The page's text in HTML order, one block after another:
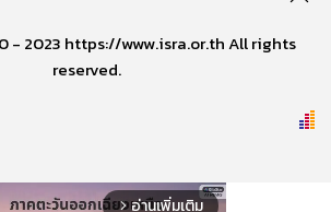
- 2023 https://www.isra.or.th All rights
reserved.
arrow_forward_ios อ่านเพิ่มเติม